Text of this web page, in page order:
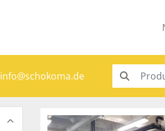
info@schokoma.de